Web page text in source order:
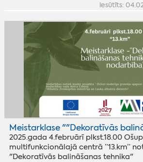
iesūtīts:
Meistarklase ""Dekoratīvās
2025.gada 4.februārī plkst.18.00
multifunkcionālajā centrā ”13.km”
"Dekoratīvās balināšanas tehnika"